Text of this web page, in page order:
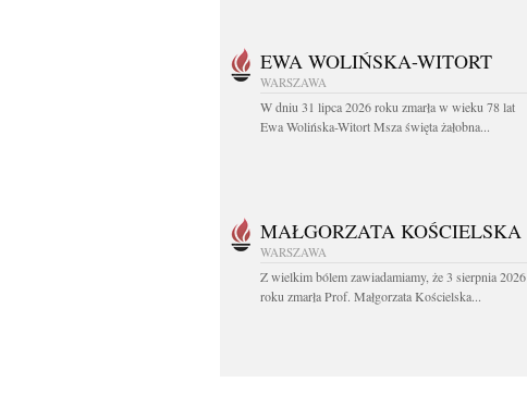
EWA WOLIŃSKA-WITORT
WARSZAWA
W dniu 31 lipca 2026 roku zmarła w wieku 78 lat
Ewa Wolińska-Witort Msza święta żałobna...
MAŁGORZATA KOŚCIELSKA
WARSZAWA
Z wielkim bólem zawiadamiamy, że 3 sierpnia 2026
roku zmarła Prof. Małgorzata Kościelska...